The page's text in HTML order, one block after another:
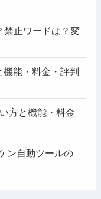
禁止ワードは？変
能・料金・評判
方と機能・料金
ン自動ツールの